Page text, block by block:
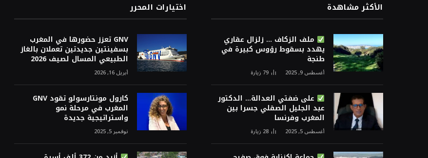
الأكثر مشاهدة
ملف الزكاف … زلزال عقاري
يهدد بسقوط رؤوس كبيرة في
طنجة
أغسطس 9, 2025 79 زيارة
على ضفتي العدالة… الدكتور
عبد الجليل الصقلي جسرا بين
المغرب وفرنسا
أغسطس 5, 2025 28 زيارة
اختيارات المحرر
GNV تعزز حضورها في المغرب
بسفينتين جديدتين تعملان بالغاز
الطبيعي المسال لصيف 2026
أبريل 16, 2026
كارول مونتارسولو تقود GNV
المغرب في مرحلة نمو
واستراتيجية جديدة
نوفمبر 5, 2025